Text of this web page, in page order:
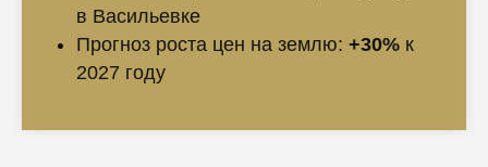
в Васильевке
Прогноз роста цен на землю: +30% к
2027 году